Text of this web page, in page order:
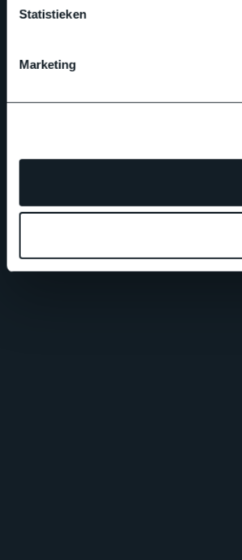
Statistieken
Marketing